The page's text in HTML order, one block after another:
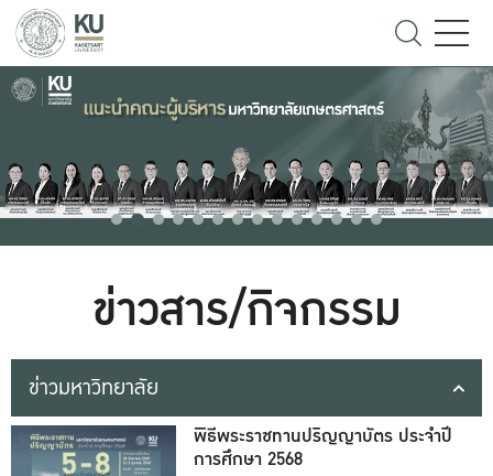
ข่าวสาร/กิจกรรม
ข่าวมหาวิทยาลัย
พิธีพระราชทานปริญญาบัตร ประจำปี
การศึกษา 2568